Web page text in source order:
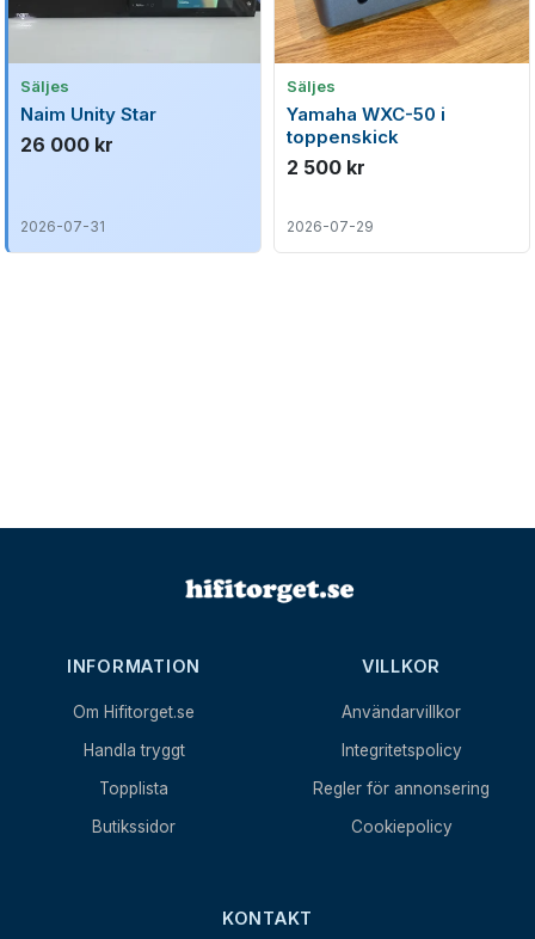
Säljes
Naim Unity Star
26 000 kr
2026-07-31
Säljes
Yamaha WXC-50 i
toppenskick
2 500 kr
2026-07-29
INFORMATION
Om Hifitorget.se
Handla tryggt
Topplista
Butikssidor
VILLKOR
Användarvillkor
Integritetspolicy
Regler för annonsering
Cookiepolicy
KONTAKT